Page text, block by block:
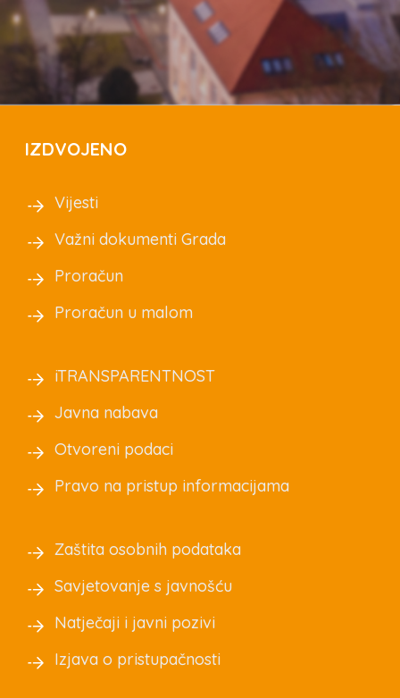
IZDVOJENO
Vijesti
Važni dokumenti Grada
Proračun
Proračun u malom
iTRANSPARENTNOST
Javna nabava
Otvoreni podaci
Pravo na pristup informacijama
Zaštita osobnih podataka
Savjetovanje s javnošću
Natječaji i javni pozivi
Izjava o pristupačnosti